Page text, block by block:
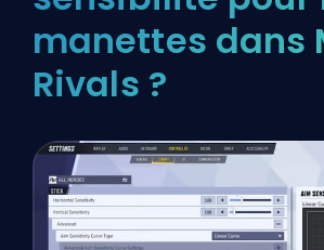
manettes dans
Rivals ?